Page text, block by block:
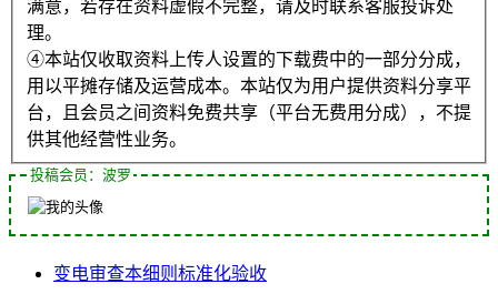
满意，若存在资料虚假不完整，请及时联系客服投诉处
理。
④本站仅收取资料上传人设置的下载费中的一部分分成，
用以平摊存储及运营成本。本站仅为用户提供资料分享平
台，且会员之间资料免费共享（平台无费用分成），不提
供其他经营性业务。
投稿会员：波罗
变电审查本细则 标准化验收